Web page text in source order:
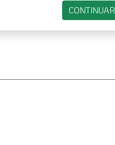
CONTINUAR